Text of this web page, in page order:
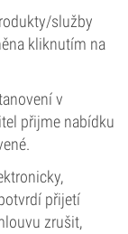
služby
kliknutím na
v
přijme nabídku
přijetí
zrušit,